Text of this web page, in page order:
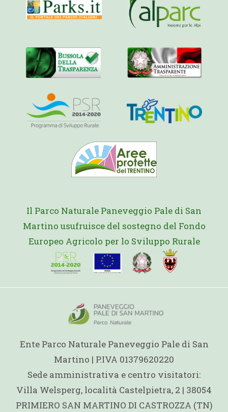
Il Parco Naturale Paneveggio Pale di San
Martino usufruisce del sostegno del Fondo
Europeo Agricolo per lo Sviluppo Rurale
Ente Parco Naturale Paneveggio Pale di San
Martino | P.IVA 01379620220
Sede amministrativa e centro visitatori:
Villa Welsperg, località Castelpietra, 2 | 38054
PRIMIERO SAN MARTINO DI CASTROZZA (TN)